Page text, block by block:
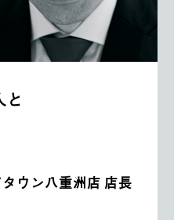
と
ウン八重洲店 店長